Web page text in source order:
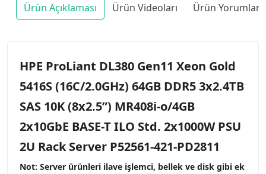
Ürün Açıklaması Ürün Videoları Ürün Yorumları
HPE ProLiant DL380 Gen11 Xeon Gold
5416S (16C/2.0GHz) 64GB DDR5 3x2.4TB
SAS 10K (8x2.5”) MR408i-o/4GB
2x10GbE BASE-T ILO Std. 2x1000W PSU
2U Rack Server P52561-421-PD2811
Not: Server ürünleri ilave işlemci, bellek ve disk gibi ek